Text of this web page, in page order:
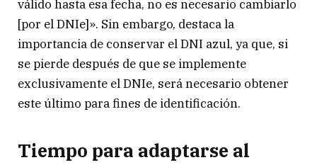
válido hasta esa fecha, no es necesario cambiarlo
[por el DNIe]». Sin embargo, destaca la
importancia de conservar el DNI azul, ya que, si
se pierde después de que se implemente
exclusivamente el DNIe, será necesario obtener
este último para fines de identificación.
Tiempo para adaptarse al